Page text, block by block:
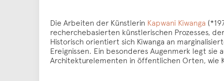
Die Arbeiten der Künstlerin Kapwani Kiwanga
recherchebasierten künstlerischen Prozesses,
Historisch orientiert sich Kiwanga an
Ereignissen. Ein besonderes Augenmerk legt sie
Architekturelementen in öffentlichen Orten, wie